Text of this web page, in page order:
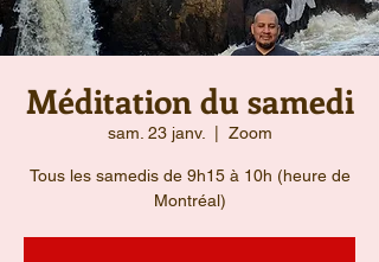
Méditation du samedi
sam. 23 janv. Zoom
Tous les samedis de 9h15 à 10h (heure de
Montréal)